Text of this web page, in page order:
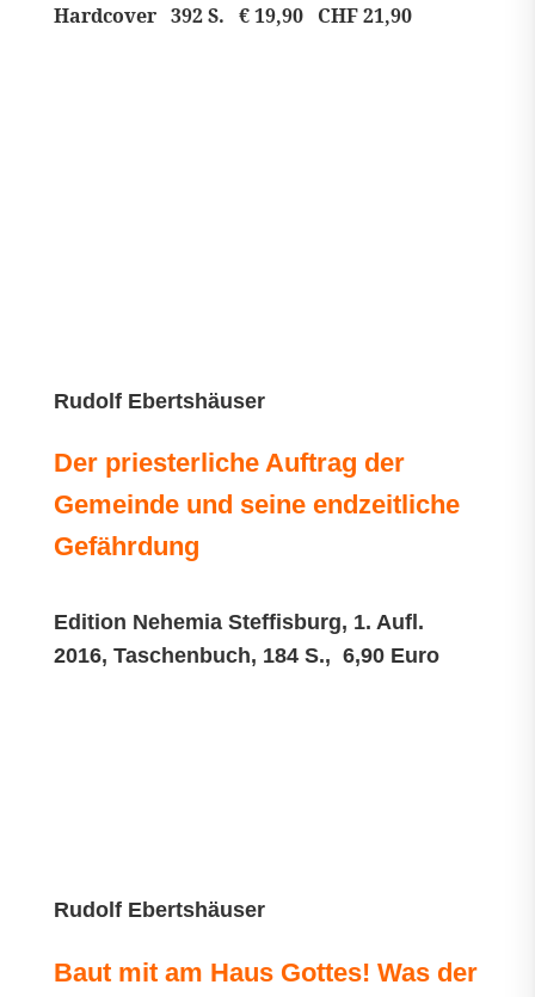
Hardcover 392 S. € 19,90 CHF 21,90
Rudolf Ebertshäuser
Der priesterliche Auftrag der
Gemeinde und seine endzeitliche
Gefährdung
Edition Nehemia Steffisburg, 1. Aufl.
2016, Taschenbuch, 184 S., 6,90 Euro
Rudolf Ebertshäuser
Baut mit am Haus Gottes! Was der